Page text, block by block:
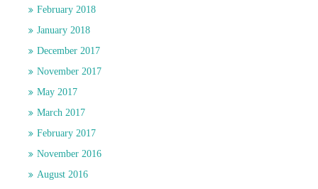
February 2018
January 2018
December 2017
November 2017
May 2017
March 2017
February 2017
November 2016
August 2016